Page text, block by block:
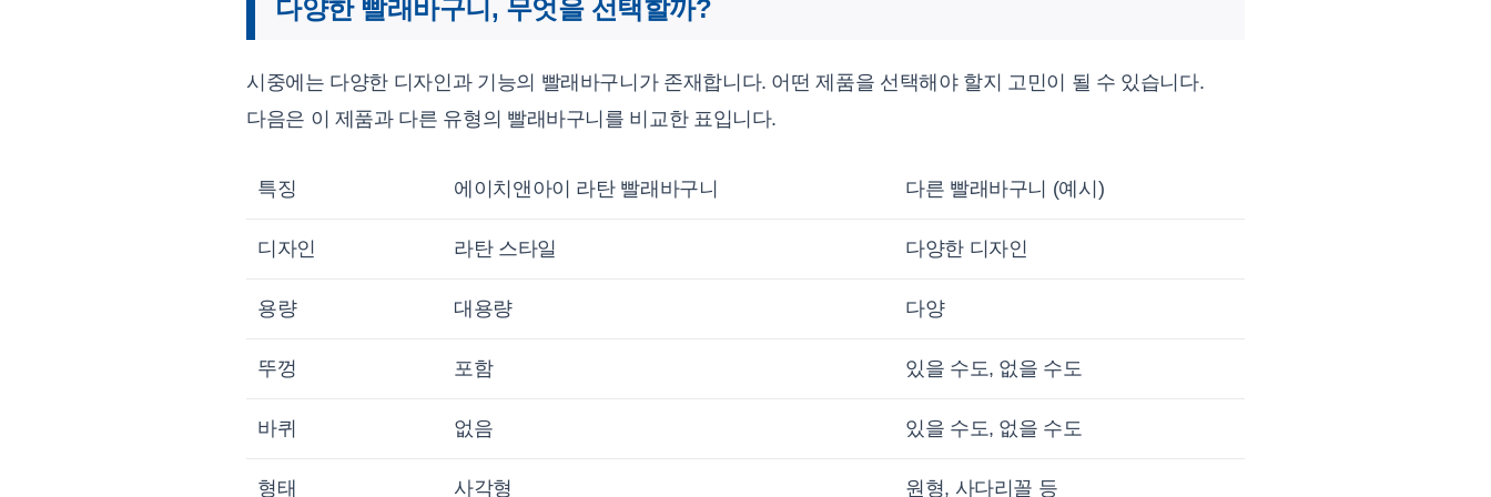
다양한 빨래바구니, 무엇을 선택할까?
시중에는 다양한 디자인과 기능의 빨래바구니가 존재합니다. 어떤 제품을 선택해야 할지 고민이 될 수 있습니다.
다음은 이 제품과 다른 유형의 빨래바구니를 비교한 표입니다.
특징 에이치앤아이 라탄 빨래바구니 다른 빨래바구니 (예시)
디자인 라탄 스타일 다양한 디자인
용량 대용량 다양
뚜껑 포함 있을 수도, 없을 수도
바퀴 없음 있을 수도, 없을 수도
형태 사각형 원형, 사다리꼴 등